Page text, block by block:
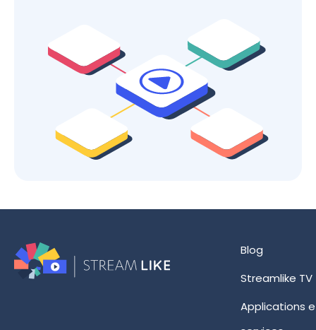
Blog
Streamlike TV
Applications